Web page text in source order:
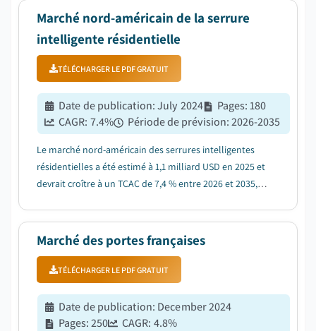
des objets....
Marché nord-américain de la serrure
intelligente résidentielle
TÉLÉCHARGER LE PDF GRATUIT
Date de publication:July 2024 Pages:180
CAGR: 7.4% Période de prévision:2026-2035
Le marché nord-américain des serrures intelligentes
résidentielles a été estimé à 1,1 milliard USD en 2025 et
devrait croître à un TCAC de 7,4 % entre 2026 et 2035,
Marché des portes françaises
TÉLÉCHARGER LE PDF GRATUIT
Date de publication: December 2024
Pages:250 CAGR: 4.8%